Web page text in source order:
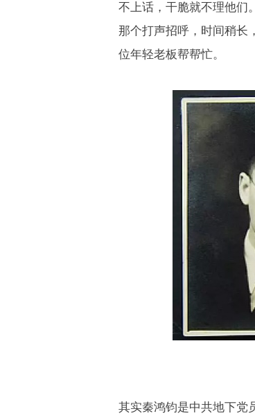
不上话，干脆就不理他们
那个打声招呼，时间稍长
位年轻老板帮帮忙。
其实秦鸿钧是中共地下党